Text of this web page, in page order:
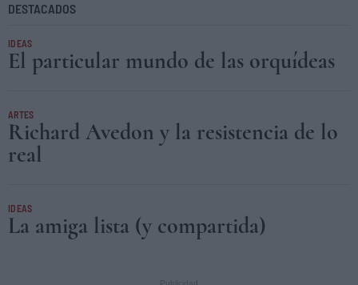
DESTACADOS
IDEAS
El particular mundo de las orquídeas
ARTES
Richard Avedon y la resistencia de lo
real
IDEAS
La amiga lista (y compartida)